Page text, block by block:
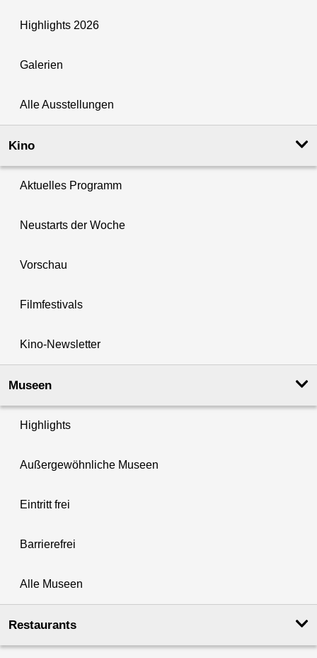
Highlights 2026
Galerien
Alle Ausstellungen
Kino
Aktuelles Programm
Neustarts der Woche
Vorschau
Filmfestivals
Kino-Newsletter
Museen
Highlights
Außergewöhnliche Museen
Eintritt frei
Barrierefrei
Alle Museen
Restaurants